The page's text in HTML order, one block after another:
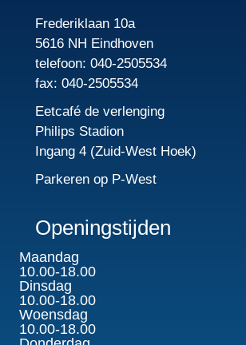
Frederiklaan 10a
5616 NH Eindhoven
telefoon: 040-2505534
fax: 040-2505534
Eetcafé de verlenging
Philips Stadion
Ingang 4 (Zuid-West Hoek)
Parkeren op P-West
Openingstijden
Maandag
10.00-18.00
Dinsdag
10.00-18.00
Woensdag
10.00-18.00